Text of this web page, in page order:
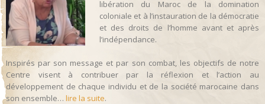
libération du Maroc de la domination
coloniale et à l’instauration de la démocratie
et des droits de l’homme avant et après
l’indépendance.
Inspirés par son message et par son combat, les objectifs de notre
Centre visent à contribuer par la réflexion et l’action au
développement de chaque individu et de la société marocaine dans
son ensemble… lire la suite.